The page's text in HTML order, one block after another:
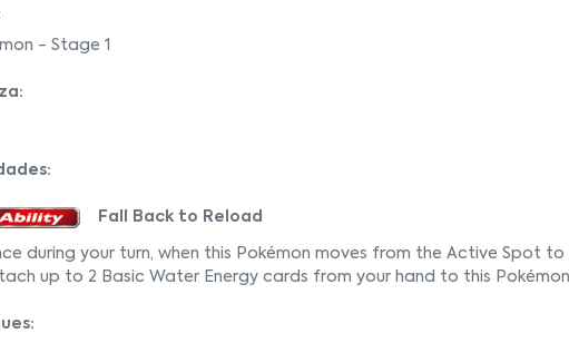
- Stage 1
Fall Back to Reload
during your turn, when this Pokémon moves from the Active Spot to
up to 2 Basic Water Energy cards from your hand to this